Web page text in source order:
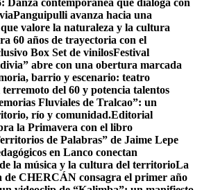
Danza contemporánea que dialoga con
Panguipulli avanza hacia una
valore la naturaleza y la cultura
60 años de trayectoria con el
Box Set de vinilosFestival
abre con una obertura marcada
barrio y escenario: teatro
del 60 y potencia talentos
Fluviales de Tralcao”: un
río y comunidad.Editorial
la Primavera con el libro
de Palabras” de Jaime Lepe
en Lanco conectan
la música y la cultura del territorioLa
de CHERCÁN consagra el primer año